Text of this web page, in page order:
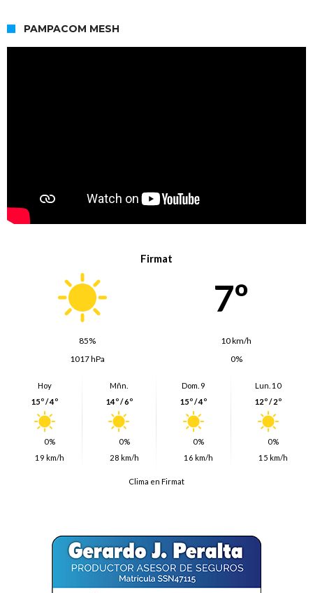
PAMPACOM MESH
Firmat
7º
85%
10 km/h
1017 hPa
0%
Hoy
15º / 4º
0%
19 km/h
Mñn.
14º / 6º
0%
28 km/h
Dom. 9
15º / 4º
0%
16 km/h
Lun. 10
12º / 2º
0%
15 km/h
Clima en Firmat